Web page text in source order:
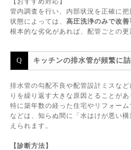
管内調査を行い、内部状況を正確に把
状態によっては、 高圧洗浄のみで改善
根本的な劣化があれば、配管ごとの更
キッチンの排水管が頻繁に詰
排水管の勾配不良や配管設計ミスな
りを繰り返す大きな原因とることがあ
特に築年数の経った住宅やリフォー
などは、知らぬ間に「水はけが悪い
えられます。
【診断方法】